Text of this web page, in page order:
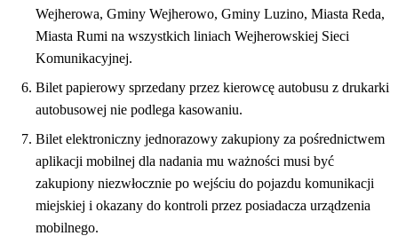
Wejherowa, Gminy Wejherowo, Gminy Luzino, Miasta Reda,
Miasta Rumi na wszystkich liniach Wejherowskiej Sieci
Komunikacyjnej.
Bilet papierowy sprzedany przez kierowcę autobusu z drukarki
autobusowej nie podlega kasowaniu.
Bilet elektroniczny jednorazowy zakupiony za pośrednictwem
aplikacji mobilnej dla nadania mu ważności musi być
zakupiony niezwłocznie po wejściu do pojazdu komunikacji
miejskiej i okazany do kontroli przez posiadacza urządzenia
mobilnego.